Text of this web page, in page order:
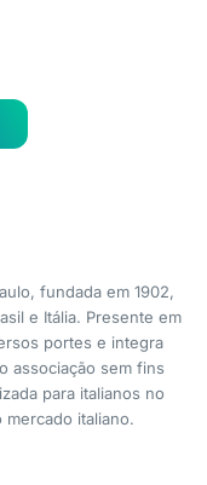
fundada em 1902,
e Itália. Presente em
portes e integra
associação sem fins
para italianos no
italiano.